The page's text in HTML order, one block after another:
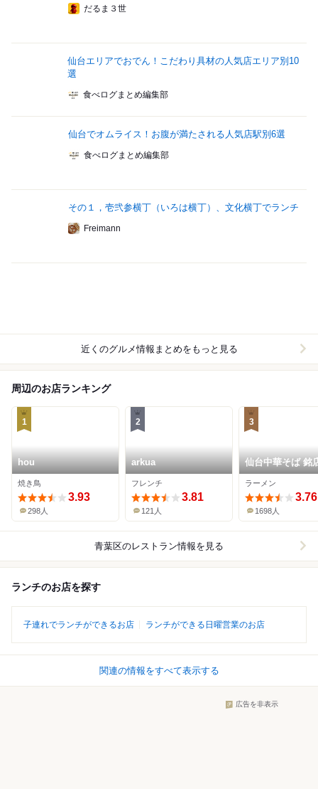
だるま３世
仙台エリアでおでん！こだわり具材の人気店エリア別10
選
食べログまとめ編集部
仙台でオムライス！お腹が満たされる人気店駅別6選
食べログまとめ編集部
その１，壱弐参横丁（いろは横丁）、文化横丁でランチ
Freimann
近くのグルメ情報まとめをもっと見る
周辺のお店ランキング
1
hou
焼き鳥
3.93
298人
2
arkua
フレンチ
3.81
121人
3
仙台中華そば 銘
一 国分町店
ラーメン
3.76
1698人
青葉区のレストラン情報を見る
ランチのお店を探す
子連れでランチができるお店 ランチができる日曜営業のお店
関連の情報をすべて表示する
広告を非表示